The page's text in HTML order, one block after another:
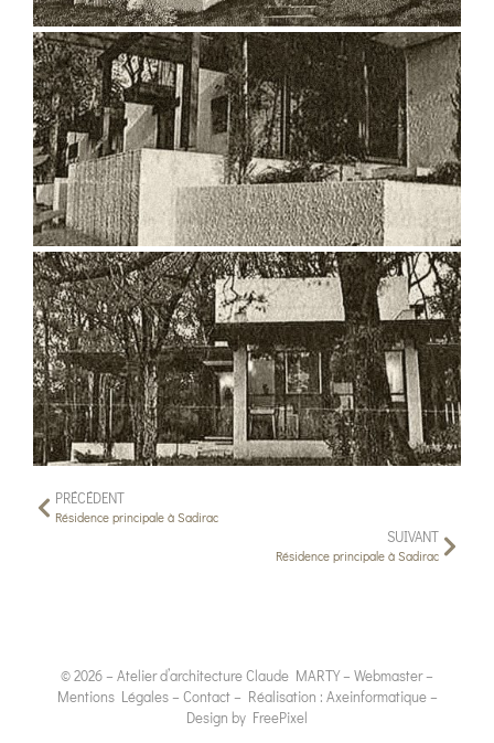
PRÉCÉDENT
Résidence principale à Sadirac
SUIVANT
Résidence principale à Sadirac
© 2026 – Atelier d’architectureClaude MARTY– Webmaster–
Mentions Légales– Contact– Réalisation : Axeinformatique–
Design by FreePixel